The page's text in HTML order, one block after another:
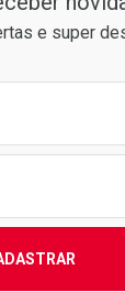
e super